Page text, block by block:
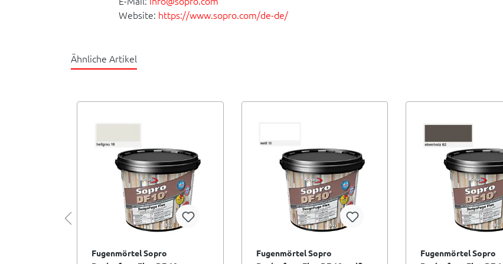
Website: https://www.sopro.com/de-de/
Ähnliche Artikel
Fugenmörtel Sopro
Fugenmörtel Sopro
Fugenmörtel Sopro